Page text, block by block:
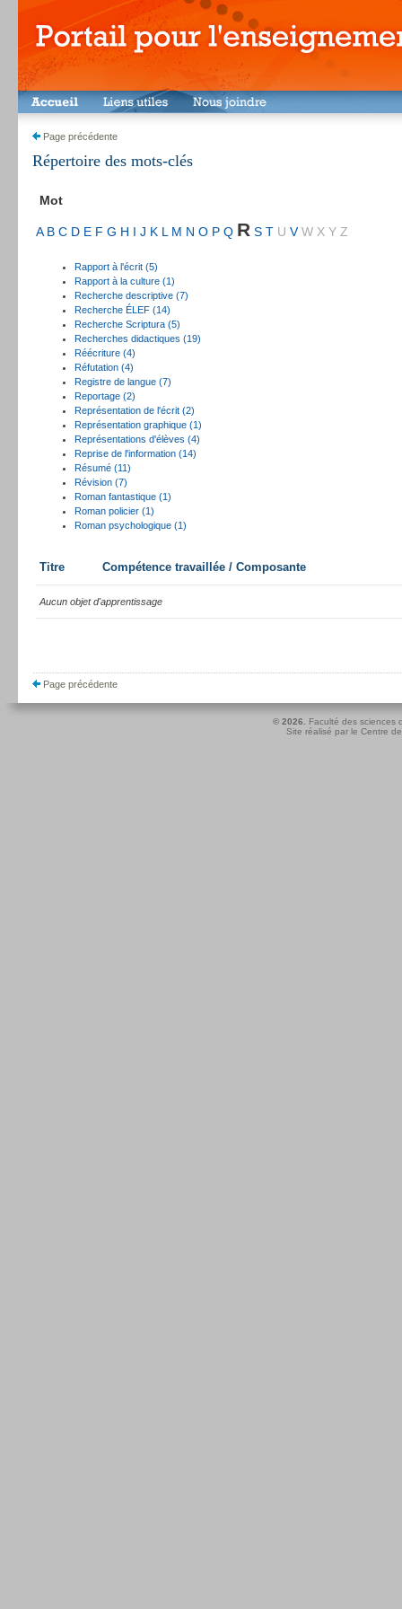
Page précédente
Répertoire des mots-clés
Mot
A B C D E F G H I J K L M N O P Q R S T U V W X Y Z
Rapport à l'écrit (5)
Rapport à la culture (1)
Recherche descriptive (7)
Recherche ÉLEF (14)
Recherche Scriptura (5)
Recherches didactiques (19)
Réécriture (4)
Réfutation (4)
Registre de langue (7)
Reportage (2)
Représentation de l'écrit (2)
Représentation graphique (1)
Représentations d'élèves (4)
Reprise de l'information (14)
Résumé (11)
Révision (7)
Roman fantastique (1)
Roman policier (1)
Roman psychologique (1)
Titre Compétence travaillée / Composante
Aucun objet d'apprentissage
Page précédente
© 2026.
Faculté des sciences
Site réalisé par le Centre